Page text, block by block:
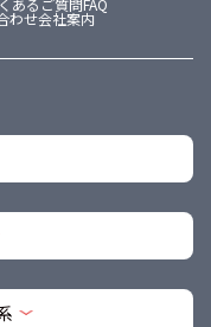
あるご質問FAQ
わせ会社案内